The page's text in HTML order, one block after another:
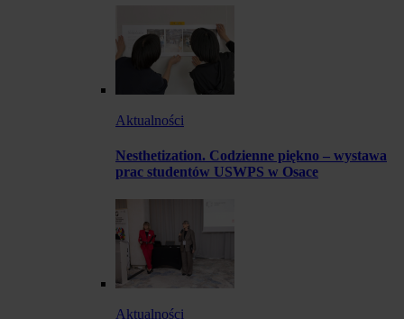
Aktualności
Nesthetization. Codzienne piękno – wystawa
prac studentów USWPS w Osace
Aktualności